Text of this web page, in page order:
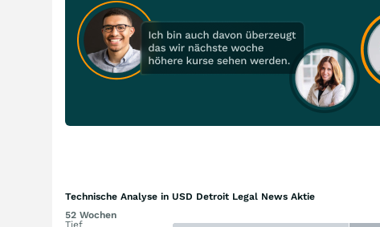
Technische Analyse in USD Detroit Legal News Aktie
52 Wochen
Tief